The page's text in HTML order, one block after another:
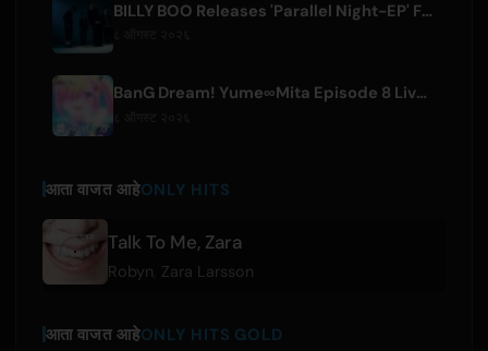
BILLY BOO Releases 'Parallel Night-EP' Featuring TV Drama Theme Song
BanG Dream! Yume∞Mita Episode 8 Live Clip Released
आता वाजत आहेONLY HITS
Talk To Me, Zara
Robyn Zara Larsson
आता वाजत आहेONLY HITS GOLD